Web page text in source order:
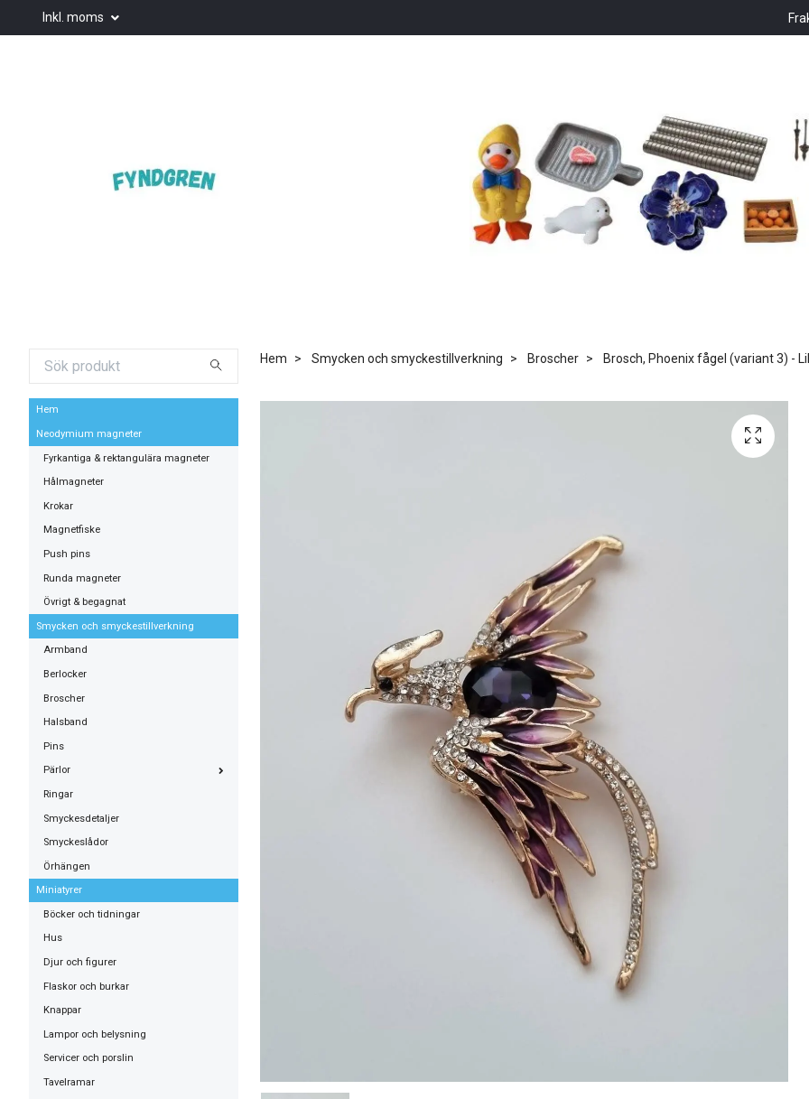
Inkl. moms
Hem
Neodymium magneter
Fyrkantiga & rektangulära magneter
Hålmagneter
Krokar
Magnetfiske
Push pins
Runda magneter
Övrigt & begagnat
Smycken och smyckestillverkning
Armband
Berlocker
Broscher
Halsband
Pins
Pärlor
Ringar
Smyckesdetaljer
Smyckeslådor
Örhängen
Miniatyrer
Böcker och tidningar
Hus
Djur och figurer
Flaskor och burkar
Knappar
Lampor och belysning
Servicer och porslin
Tavelramar
Hem Smycken och smyckestillverkning Broscher Brosch, Phoenix fågel (variant 3) -